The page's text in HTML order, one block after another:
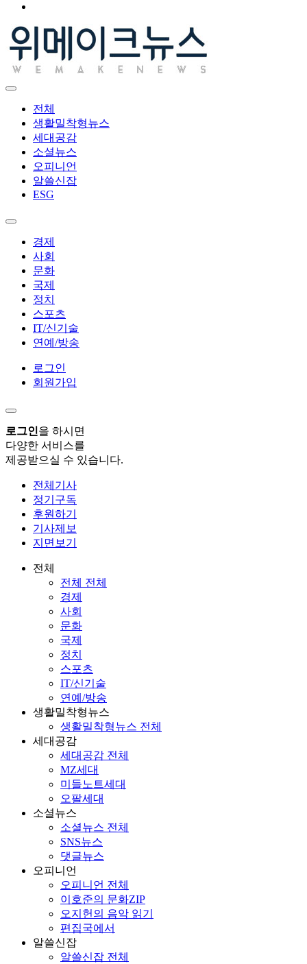
전체
생활밀착형뉴스
세대공감
소셜뉴스
오피니언
알쓸신잡
ESG
경제
사회
문화
국제
정치
스포츠
IT/신기술
연예/방송
로그인
회원가입
로그인을 하시면
다양한 서비스를
제공받으실 수 있습니다.
전체기사
정기구독
후원하기
기사제보
지면보기
전체
전체 전체
경제
사회
문화
국제
정치
스포츠
IT/신기술
연예/방송
생활밀착형뉴스
생활밀착형뉴스 전체
세대공감
세대공감 전체
MZ세대
미들노트세대
오팔세대
소셜뉴스
소셜뉴스 전체
SNS뉴스
댓글뉴스
오피니언
오피니언 전체
이호준의 문화ZIP
오지헌의 음악 읽기
편집국에서
알쓸신잡
알쓸신잡 전체